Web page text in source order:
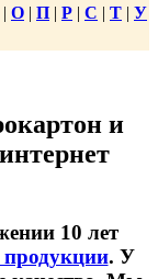
| О | П | Р | С | Т | У
и
10 лет
. У